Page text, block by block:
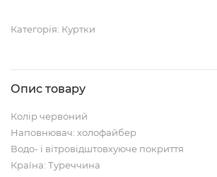
Категорія: Куртки
Опис товару
Колір червоний
Наповнювач: холофайбер
Водо- і вітровідштовхуюче покриття
Країна: Туреччина